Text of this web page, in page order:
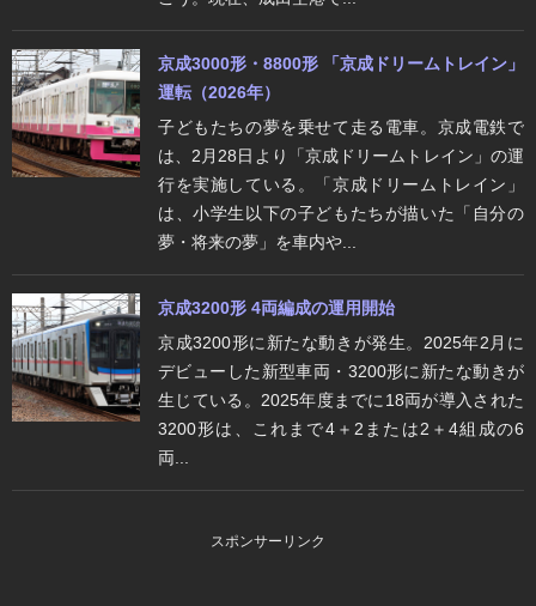
京成3000形・8800形 「京成ドリームトレイン」
運転（2026年）
子どもたちの夢を乗せて走る電車。京成電鉄で
は、2月28日より「京成ドリームトレイン」の運
行を実施している。「京成ドリームトレイン」
は、小学生以下の子どもたちが描いた「自分の
夢・将来の夢」を車内や...
京成3200形 4両編成の運用開始
京成3200形に新たな動きが発生。2025年2月に
デビューした新型車両・3200形に新たな動きが
生じている。2025年度までに18両が導入された
3200形は、これまで4＋2または2＋4組成の6
両...
スポンサーリンク